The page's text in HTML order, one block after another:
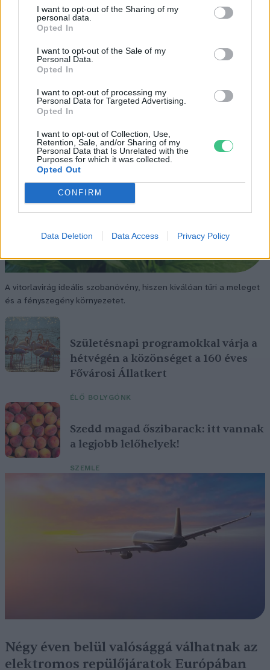
I want to opt-out of the Sharing of my
personal data.
Opted In
I want to opt-out of the Sale of my
Personal Data.
Opted In
I want to opt-out of processing my
Personal Data for Targeted Advertising.
Opted In
I want to opt-out of Collection, Use,
Retention, Sale, and/or Sharing of my
Personal Data that Is Unrelated with the
Purposes for which it was collected.
Opted Out
CONFIRM
Data Deletion Data Access Privacy Policy
ÉLŐ BOLYGÓNK Lonkay Márta 4 perc
A vitorlavirág ideális szobanövény, hiszen kiválóan tűri a meleget
és a fényszegény környezetet.
Születésnapi programokkal várja a
hétvégén a közönséget a 160 éves
Fővárosi Állatkert
ÉLŐ BOLYGÓNK
Szedd magad őszibarack: itt vannak
a legjobb lelőhelyek!
SZEMLE
Négy éven belül valósággá válhatnak az
elektromos repülőjáratok Európában